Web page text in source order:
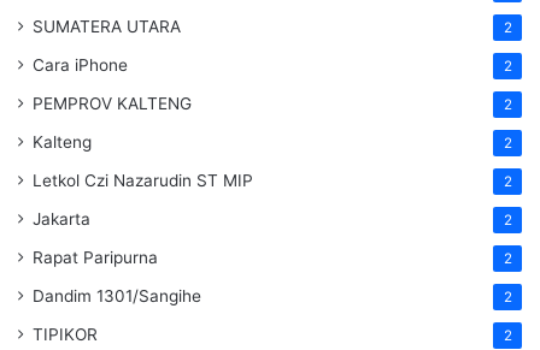
SUMATERA UTARA 2
Cara iPhone 2
PEMPROV KALTENG 2
Kalteng 2
Letkol Czi Nazarudin ST MIP 2
Jakarta 2
Rapat Paripurna 2
Dandim 1301/Sangihe 2
TIPIKOR 2